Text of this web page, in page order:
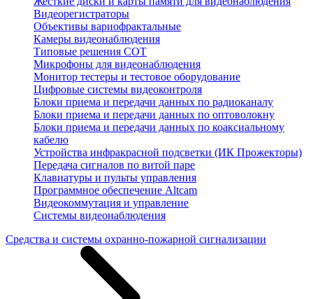
Видеорегистраторы
Объективы вариофрактальные
Камеры видеонаблюдения
Типовые решения СОТ
Микрофоны для видеонаблюдения
Монитор тестеры и тестовое оборудование
Цифровые системы видеоконтроля
Блоки приема и передачи данных по радиоканалу
Блоки приема и передачи данных по оптоволокну
Блоки приема и передачи данных по коаксиальному
кабелю
Устройства инфракрасной подсветки (ИК Прожекторы)
Передача сигналов по витой паре
Клавиатуры и пульты управления
Программное обеспечение Altcam
Видеокоммутация и управление
Системы видеонаблюдения
Средства и системы охранно-пожарной сигнализации